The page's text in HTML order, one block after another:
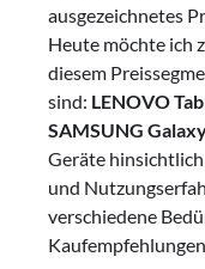
ausgezeichnetes
Heute möchte ich
diesem
sind: LENOVO
SAMSUNG
Geräte
und
verschiedene